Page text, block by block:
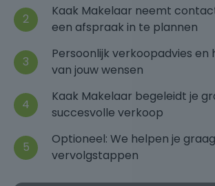
Kaak Makelaar neemt
een afspraak in te plannen
Persoonlijk verkoopadvies
van jouw wensen
Kaak Makelaar begeleidt je
succesvolle verkoop
Optioneel: We helpen je
vervolgstappen